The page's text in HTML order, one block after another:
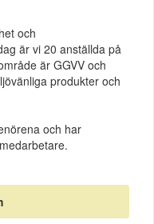
och
är vi 20 anställda på
är GGVV och
produkter och
och har